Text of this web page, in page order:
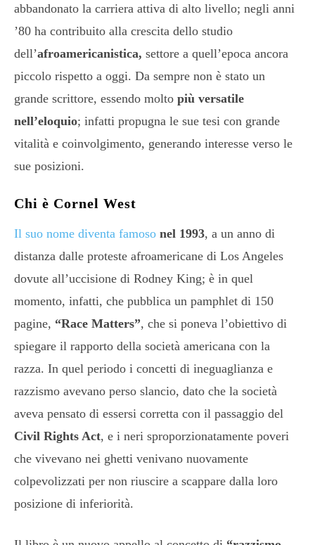
abbandonato la carriera attiva di alto livello; negli anni
’80 ha contribuito alla crescita dello studio
dell’afroamericanistica, settore a quell’epoca ancora
piccolo rispetto a oggi. Da sempre non è stato un
grande scrittore, essendo molto più versatile
nell’eloquio; infatti propugna le sue tesi con grande
vitalità e coinvolgimento, generando interesse verso le
sue posizioni.
Chi è Cornel West
Il suo nome diventa famoso nel 1993, a un anno di
distanza dalle proteste afroamericane di Los Angeles
dovute all’uccisione di Rodney King; è in quel
momento, infatti, che pubblica un pamphlet di 150
pagine, “Race Matters”, che si poneva l’obiettivo di
spiegare il rapporto della società americana con la
razza. In quel periodo i concetti di ineguaglianza e
razzismo avevano perso slancio, dato che la società
aveva pensato di essersi corretta con il passaggio del
Civil Rights Act, e i neri sproporzionatamente poveri
che vivevano nei ghetti venivano nuovamente
colpevolizzati per non riuscire a scappare dalla loro
posizione di inferiorità.